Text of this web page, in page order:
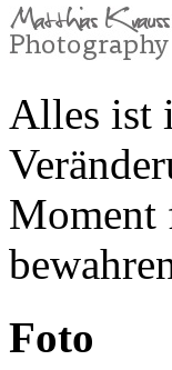
Alles ist
Moment
Foto